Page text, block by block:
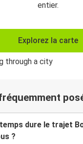
entier.
Explorez la carte
dure le trajet
?